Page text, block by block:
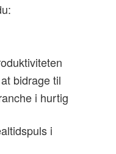
bidrage til
i hurtig
i